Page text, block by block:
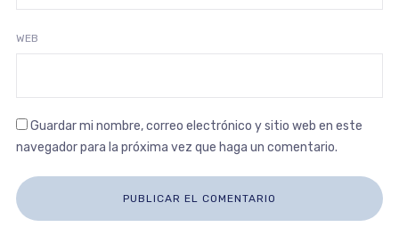
WEB
Guardar mi nombre, correo electrónico y sitio web en este
navegador para la próxima vez que haga un comentario.